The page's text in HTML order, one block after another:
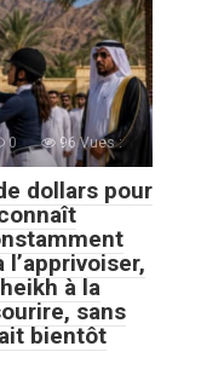
0 96 Vues :
dollars pour
à la
sans
bientôt